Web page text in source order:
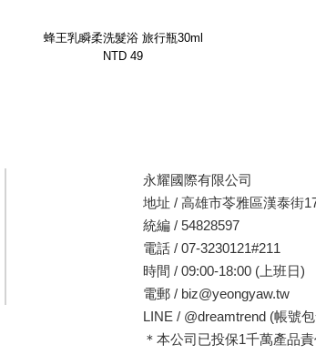
蜂王乳瞬柔洗髮浴 旅行瓶30ml
NTD 49
永耀國際有限公司
地址 / 高雄市苓雅區漢泰街
統編 / 54828597
電話 / 07-3230121#211
時間 / 09:00-18:00 (上班日)
電郵 / biz@yeongyaw.tw
LINE / @dreamtrend (帳號
＊本公司已投保1千萬產品